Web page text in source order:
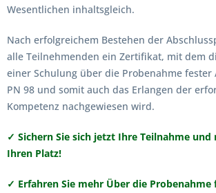
Wesentlichen inhaltsgleich.
Nach erfolgreichem Bestehen der
alle Teilnehmenden ein Zertifikat, mit dem
einer Schulung über die Probenahme fester
PN 98 und somit auch das Erlangen der
Kompetenz nachgewiesen wird.
✓ Sichern Sie sich jetzt Ihre Teilnahme und
Ihren Platz!
✓ Erfahren Sie mehr Über die Probenahme